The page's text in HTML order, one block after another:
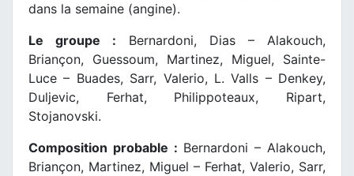
dans la semaine (angine).
Le groupe : Bernardoni, Dias – Alakouch,
Briançon, Guessoum, Martinez, Miguel, Sainte-
Luce – Buades, Sarr, Valerio, L. Valls – Denkey,
Duljevic, Ferhat, Philippoteaux, Ripart,
Stojanovski.
Composition probable : Bernardoni – Alakouch,
Briançon, Martinez, Miguel – Ferhat, Valerio, Sarr,